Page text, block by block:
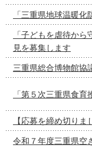
「三重県地球温暖
「子どもを虐待か
見を募集します
三重県総合博物館協
「第５次三重県食
【応募を締め切り
令和７年度三重県空